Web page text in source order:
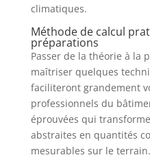
climatiques.
Méthode de calcul
préparations
Passer de la théorie à la
maîtriser quelques
faciliteront grandement
professionnels du
éprouvées qui
abstraites en quantités
mesurables sur le terrain.